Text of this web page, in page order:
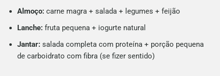
Almoço: carne magra + salada + legumes + feijão
Lanche: fruta pequena + iogurte natural
Jantar: salada completa com proteína + porção pequena
de carboidrato com fibra (se fizer sentido)